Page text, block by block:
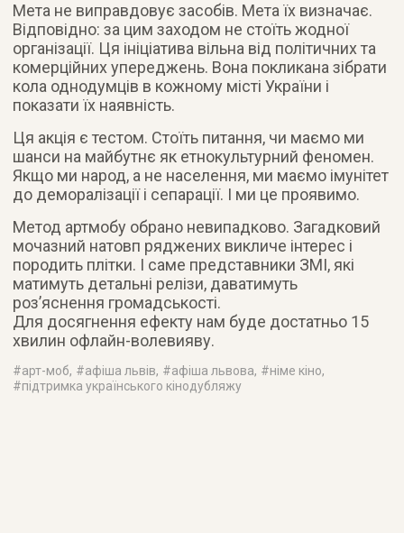
Мета не виправдовує засобів. Мета їх визначає.
Відповідно: за цим заходом не стоїть жодної
організації. Ця ініціатива вільна від політичних та
комерційних упереджень. Вона покликана зібрати
кола однодумців в кожному місті України і
показати їх наявність.
Ця акція є тестом. Стоїть питання, чи маємо ми
шанси на майбутнє як етнокультурний феномен.
Якщо ми народ, а не населення, ми маємо імунітет
до деморалізації і сепарації. І ми це проявимо.
Метод артмобу обрано невипадково. Загадковий
мочазний натовп ряджених викличе інтерес і
породить плітки. І саме представники ЗМІ, які
матимуть детальні релізи, даватимуть
роз’яснення громадськості.
Для досягнення ефекту нам буде достатньо 15
хвилин офлайн-волевияву.
#арт-моб, #афіша львів, #афіша львова, #німе кіно,
#підтримка українського кінодубляжу